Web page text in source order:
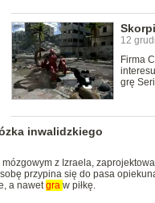
12
Firma
grę
inwalidzkiego
z Izraela,
przypina się do pasa
a nawetgra w piłkę.